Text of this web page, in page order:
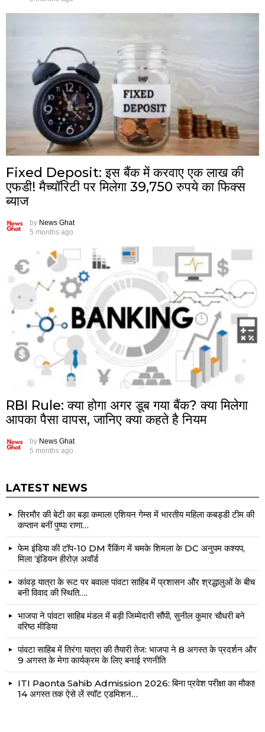
Fixed Deposit: इस बैंक में करवाए एक लाख की
एफडी! मैच्यॉरिटी पर मिलेगा 39,750 रुपये का फिक्स
ब्याज
by News Ghat
5 months ago
RBI Rule: क्या होगा अगर डूब गया बैंक? क्या मिलेगा
आपका पैसा वापस, जानिए क्या कहते है नियम
by News Ghat
5 months ago
LATEST NEWS
सिरमौर की बेटी का बड़ा कमाल! एशियन गेम्स में भारतीय महिला कबड्डी टीम की
कप्तान बनीं पुष्पा राणा…
फेम इंडिया की टॉप-10 DM रैंकिंग में चमके शिमला के DC अनुपम कश्यप,
मिला ‘इंडियन हीरोज़ अवॉर्ड
कांवड़ यात्रा के रूट पर बवाल! पांवटा साहिब में प्रशासन और श्रद्धालुओं के बीच
बनी विवाद की स्थिति….
भाजपा ने पांवटा साहिब मंडल में बड़ी जिम्मेदारी सौंपी, सुनील कुमार चौधरी बने
वरिष्ठ मीडिया
पांवटा साहिब में तिरंगा यात्रा की तैयारी तेज: भाजपा ने 8 अगस्त के प्रदर्शन और
9 अगस्त के मेगा कार्यक्रम के लिए बनाई रणनीति
ITI Paonta Sahib Admission 2026: बिना प्रवेश परीक्षा का मौका!
14 अगस्त तक ऐसे लें स्पॉट एडमिशन…